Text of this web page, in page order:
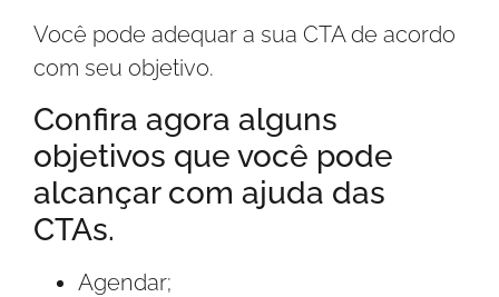
Você pode adequar a sua CTA de acordo
com seu objetivo.
Confira agora alguns
objetivos que você pode
alcançar com ajuda das
CTAs.
Agendar;